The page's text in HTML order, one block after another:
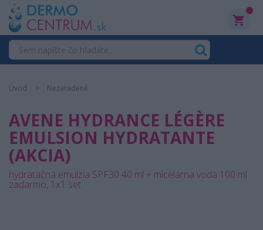
Úvod Nezaradené
AVENE HYDRANCE LÉGÈRE
EMULSION HYDRATANTE
(AKCIA)
hydratačná emulzia SPF30 40 ml + micelárna voda 100 ml
zadarmo, 1x1 set